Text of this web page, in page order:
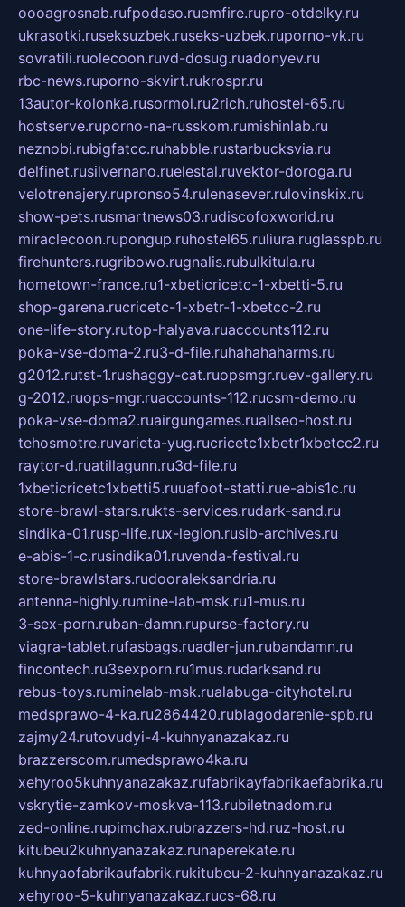
oooagrosnab.rufpodaso.ruemfire.rupro-otdelky.ru
ukrasotki.ruseksuzbek.ruseks-uzbek.ruporno-vk.ru
sovratili.ruolecoon.ruvd-dosug.ruadonyev.ru
rbc-news.ruporno-skvirt.rukrospr.ru
13autor-kolonka.rusormol.ru2rich.ruhostel-65.ru
hostserve.ruporno-na-russkom.rumishinlab.ru
neznobi.rubigfatcc.ruhabble.rustarbucksvia.ru
delfinet.rusilvernano.ruelestal.ruvektor-doroga.ru
velotrenajery.rupronso54.rulenasever.rulovinskix.ru
show-pets.rusmartnews03.rudiscofoxworld.ru
miraclecoon.rupongup.ruhostel65.ruliura.ruglasspb.ru
firehunters.rugribowo.rugnalis.rubulkitula.ru
hometown-france.ru1-xbeticricetc-1-xbetti-5.ru
shop-garena.rucricetc-1-xbetr-1-xbetcc-2.ru
one-life-story.rutop-halyava.ruaccounts112.ru
poka-vse-doma-2.ru3-d-file.ruhahahaharms.ru
g2012.rutst-1.rushaggy-cat.ruopsmgr.ruev-gallery.ru
g-2012.ruops-mgr.ruaccounts-112.rucsm-demo.ru
poka-vse-doma2.ruairgungames.ruallseo-host.ru
tehosmotre.ruvarieta-yug.rucricetc1xbetr1xbetcc2.ru
raytor-d.ruatillagunn.ru3d-file.ru
1xbeticricetc1xbetti5.ruuafoot-statti.rue-abis1c.ru
store-brawl-stars.rukts-services.rudark-sand.ru
sindika-01.rusp-life.rux-legion.rusib-archives.ru
e-abis-1-c.rusindika01.ruvenda-festival.ru
store-brawlstars.rudooraleksandria.ru
antenna-highly.rumine-lab-msk.ru1-mus.ru
3-sex-porn.ruban-damn.rupurse-factory.ru
viagra-tablet.rufasbags.ruadler-jun.rubandamn.ru
fincontech.ru3sexporn.ru1mus.rudarksand.ru
rebus-toys.ruminelab-msk.rualabuga-cityhotel.ru
medsprawo-4-ka.ru2864420.rublagodarenie-spb.ru
zajmy24.rutovudyi-4-kuhnyanazakaz.ru
brazzerscom.rumedsprawo4ka.ru
xehyroo5kuhnyanazakaz.rufabrikayfabrikaefabrika.ru
vskrytie-zamkov-moskva-113.rubiletnadom.ru
zed-online.rupimchax.rubrazzers-hd.ruz-host.ru
kitubeu2kuhnyanazakaz.runaperekate.ru
kuhnyaofabrikaufabrik.rukitubeu-2-kuhnyanazakaz.ru
xehyroo-5-kuhnyanazakaz.rucs-68.ru